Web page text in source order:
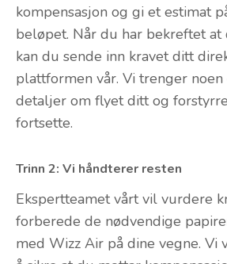
kompensasjon og gi et estimat
beløpet. Når du har bekreftet at
kan du sende inn kravet ditt
plattformen vår. Vi trenger
detaljer om flyet ditt og
fortsette.
Trinn 2: Vi håndterer resten
Ekspertteamet vårt vil vurdere
forberede de nødvendige
med Wizz Air på dine vegne. Vi